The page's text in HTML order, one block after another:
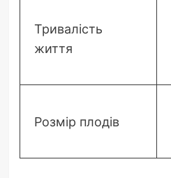
Тривалість
життя
Розмір плодів